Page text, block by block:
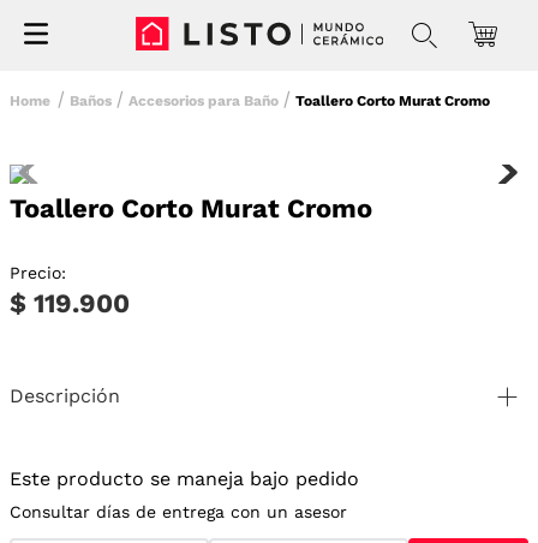
Baños Accesorios para Baño Toallero Corto Murat Cromo
Toallero Corto Murat Cromo
Precio:
$ 119.900
Descripción
Este producto se maneja bajo pedido
Consultar días de entrega con un asesor